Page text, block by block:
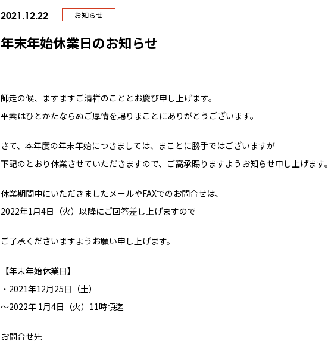
2021.12.22 お知らせ
年末年始休業日のお知らせ
師走の候、ますますご清祥のこととお慶び申し上げます。
平素はひとかたならぬご厚情を賜りまことにありがとうございます。
さて、本年度の年末年始につきましては、まことに勝手ではございますが
下記のとおり休業させていただきますので、ご高承賜りますようお知らせ申し上げます。
休業期間中にいただきましたメールやFAXでのお問合せは、
2022年1月4日（火）以降にご回答差し上げますので
ご了承くださいますようお願い申し上げます。
【年末年始休業日】
・2021年12月25日（土）
～2022年 1月4日（火）11時頃迄
お問合せ先